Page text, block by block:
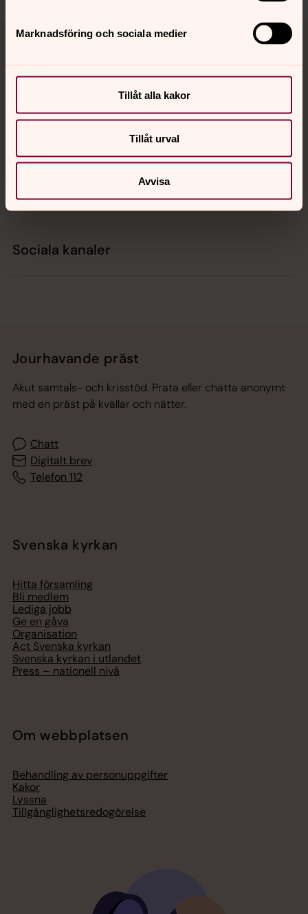
Marknadsföring och sociala medier
Tillåt alla kakor
Tillåt urval
Avvisa
Hitta snabbt
Sociala kanaler
Jourhavande präst
Akut samtals- och krisstöd. Prata eller chatta anonymt
med en präst på kvällar och nätter.
Chatt
Digitalt brev
Telefon 112
Svenska kyrkan
Hitta församling
Bli medlem
Lediga jobb
Ge en gåva
Organisation
Act Svenska kyrkan
Svenska kyrkan i utlandet
Press – nationell nivå
Om webbplatsen
Behandling av personuppgifter
Kakor
Lyssna
Tillgänglighetsredogörelse